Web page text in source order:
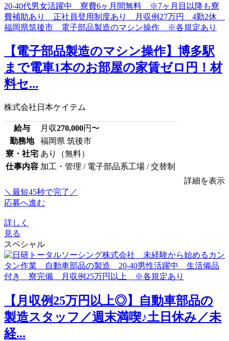
【電子部品製造のマシン操作】博多駅
まで電車1本のお部屋の家賃ゼロ円！材
料セ...
株式会社日本ケイテム
給与 月収270,000円〜
勤務地
福岡県 筑後市
寮・社宅 あり（無料）
仕事内容 加工・管理 / 電子部品系工場 / 交替制
詳細を表示
＼最短45秒で完了／
応募へ進む
詳しく
見る
スペシャル
【月収例25万円以上◎】自動車部品の
製造スタッフ／週末満喫♪土日休み／未
経...